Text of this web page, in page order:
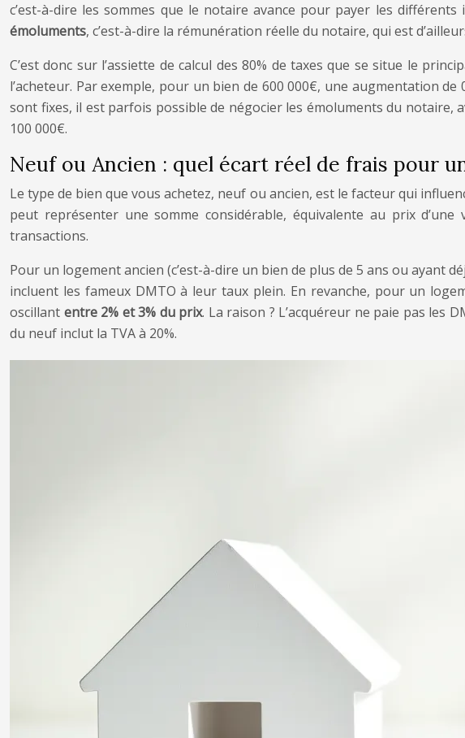
c’est-à-dire les sommes que le notaire avance pour payer les
émoluments, c’est-à-dire la rémunération réelle du notaire, qui est
C’est donc sur l’assiette de calcul des 80% de taxes que se situe le
l’acheteur. Par exemple, pour un bien de 600 000€, une augmentation
sont fixes, il est parfois possible de négocier les émoluments du notaire,
100 000€.
Neuf ou Ancien : quel écart réel de frais pour
Le type de bien que vous achetez, neuf ou ancien, est le facteur qui
peut représenter une somme considérable, équivalente au prix
transactions.
Pour un logement ancien (c’est-à-dire un bien de plus de 5 ans ou ayant
incluent les fameux DMTO à leur taux plein. En revanche, pour un
oscillant entre 2% et 3% du prix. La raison ? L’acquéreur ne paie pas les
du neuf inclut la TVA à 20%.